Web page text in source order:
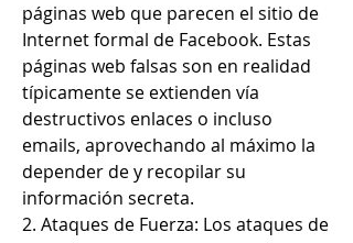
páginas web que parecen el sitio de
Internet formal de Facebook. Estas
páginas web falsas son en realidad
típicamente se extienden vía
destructivos enlaces o incluso
emails, aprovechando al máximo la
depender de y recopilar su
información secreta.
2. Ataques de Fuerza: Los ataques de